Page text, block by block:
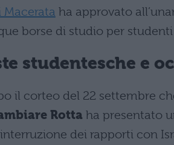
Macerata ha approvato
borse di studio per studenti
studentesche e
il corteo del 22 settembre
Rotta ha presentato
dei rapporti con